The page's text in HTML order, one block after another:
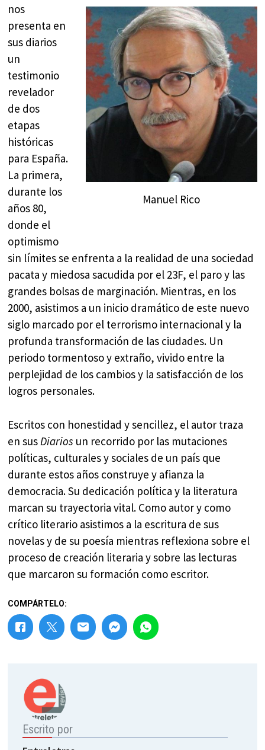
Manuel Rico
nos
presenta en
sus diarios
un
testimonio
revelador
de dos
etapas
históricas
para España.
La primera,
durante los
años 80,
donde el
optimismo
sin límites se enfrenta a la realidad de una sociedad
pacata y miedosa sacudida por el 23F, el paro y las
grandes bolsas de marginación. Mientras, en los
2000, asistimos a un inicio dramático de este nuevo
siglo marcado por el terrorismo internacional y la
profunda transformación de las ciudades. Un
periodo tormentoso y extraño, vivido entre la
perplejidad de los cambios y la satisfacción de los
logros personales.
Escritos con honestidad y sencillez, el autor traza
en susDiarios un recorrido por las mutaciones
políticas, culturales y sociales de un país que
durante estos años construye y afianza la
democracia. Su dedicación política y la literatura
marcan su trayectoria vital. Como autor y como
crítico literario asistimos a la escritura de sus
novelas y de su poesía mientras reflexiona sobre el
proceso de creación literaria y sobre las lecturas
que marcaron su formación como escritor.
COMPÁRTELO:
Escrito por